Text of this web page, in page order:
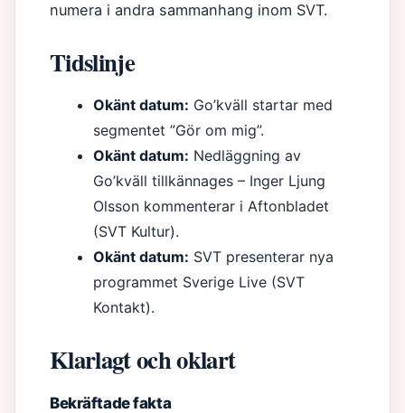
numera i andra sammanhang inom SVT.
Tidslinje
Okänt datum: Go’kväll startar med
segmentet ”Gör om mig”.
Okänt datum: Nedläggning av
Go’kväll tillkännages – Inger Ljung
Olsson kommenterar i Aftonbladet
(SVT Kultur).
Okänt datum: SVT presenterar nya
programmet Sverige Live (SVT
Kontakt).
Klarlagt och oklart
Bekräftade fakta